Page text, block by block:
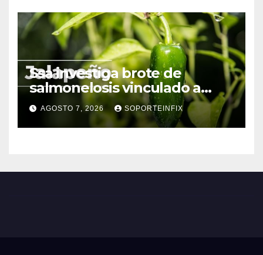
Ssa investiga brote de
salmonelosis vinculado a
chiles jalapeños de Nuevo
León y Sinaloa
AGOSTO 7, 2026 SOPORTEINFIX